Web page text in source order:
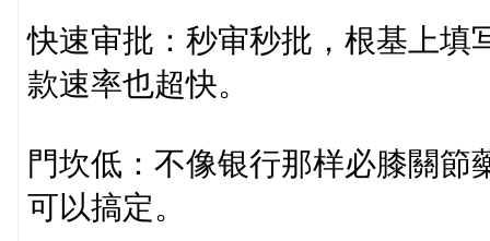
快速审批：秒审秒批，根基上填
款速率也超快。
門坎低：不像银行那样必膝關節
可以搞定。